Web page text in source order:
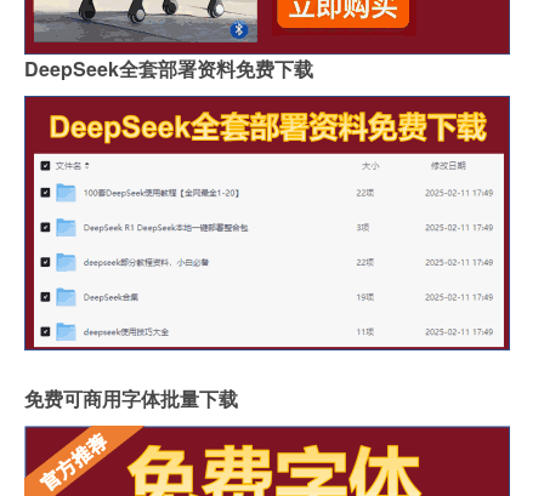
DeepSeek全套部署资料免费下载
免费可商用字体批量下载